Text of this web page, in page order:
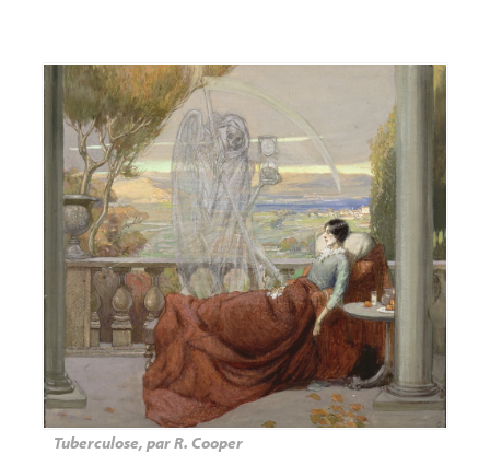
Tuberculose, par R. Cooper